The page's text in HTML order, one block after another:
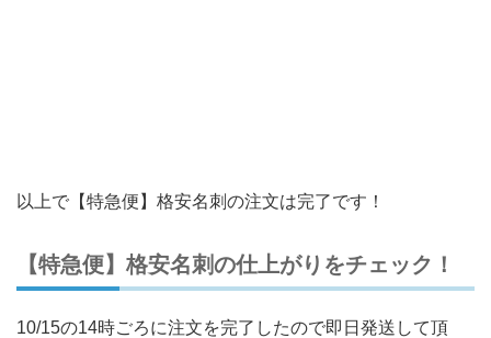
以上で【特急便】格安名刺の注文は完了です！
【特急便】格安名刺の仕上がりをチェック！
10/15の14時ごろに注文を完了したので即日発送して頂